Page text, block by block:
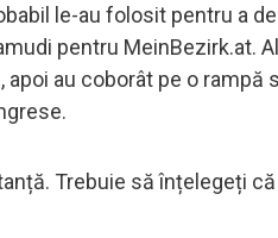
le-au folosit pentru a
pentru MeinBezirk.at.
au coborât pe o rampă
Trebuie să înțelegeți